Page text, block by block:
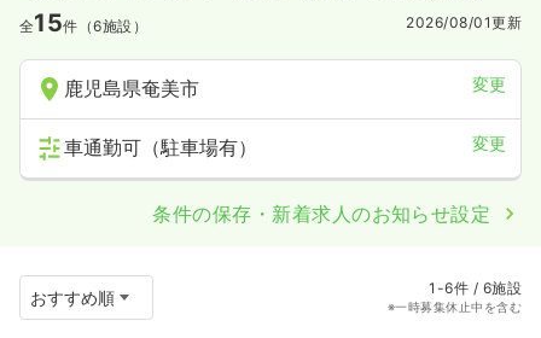
全15件（6施設） 2026/08/01更新
鹿児島県奄美市 変更
車通勤可（駐車場有） 変更
条件の保存・新着求人のお知らせ設定
1-6件 / 6施設
※一時募集休止中を含む